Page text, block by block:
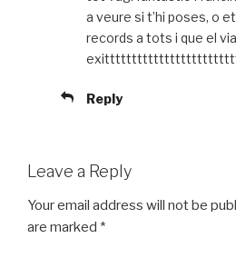
a veure si t’hi poses, o
records a tots i que el
Reply
Leave a Reply
Your email address will not be
are marked *